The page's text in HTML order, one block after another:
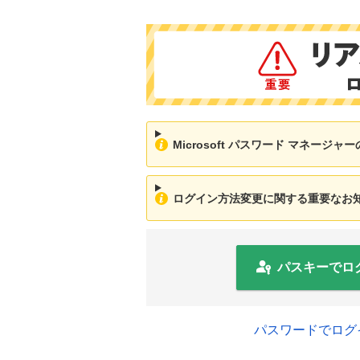
Microsoft パスワード マネージャー
ログイン方法変更に関する重要なお
パスキーでロ
パスワードでログ